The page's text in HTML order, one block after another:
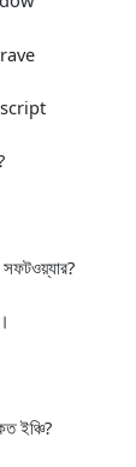
সফটওয়্যার?
ইঞ্চি?